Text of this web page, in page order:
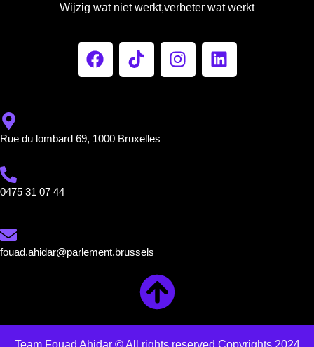
Wijzig wat niet werkt,verbeter wat werkt
Rue du lombard 69, 1000 Bruxelles
0475 31 07 44
fouad.ahidar@parlement.brussels
Team Fouad Ahidar © All rights reserved Copyrights 2024